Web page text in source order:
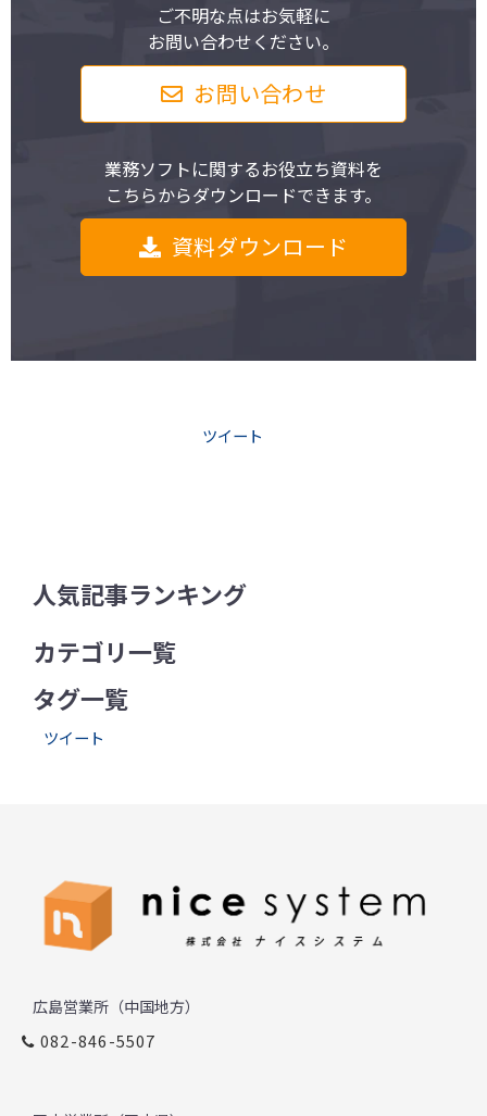
ご不明な点はお気軽に
お問い合わせください。
お問い合わせ
業務ソフトに関するお役立ち資料を
こちらからダウンロードできます。
資料ダウンロード
ツイート
人気記事ランキング
カテゴリ一覧
タグ一覧
ツイート
広島営業所（中国地方）
082-846-5507